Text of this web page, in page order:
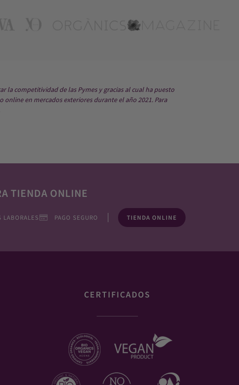
la competitividad de las Pymes y gracias al cual ha puesto
en mercados exteriores durante el año 2021. Para
TIENDA ONLINE
LABORALES PAGO SEGURO TIENDA ONLINE
CERTIFICADOS